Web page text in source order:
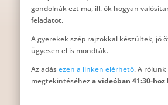
gondolnák ezt ma, ill. ők hogyan
feladatot.
A gyerekek szép rajzokkal készültek, jó
ügyesen el is mondták.
Az adásezen a linken elérhető. A rólunk
megtekintéséheza videóban 41:30-